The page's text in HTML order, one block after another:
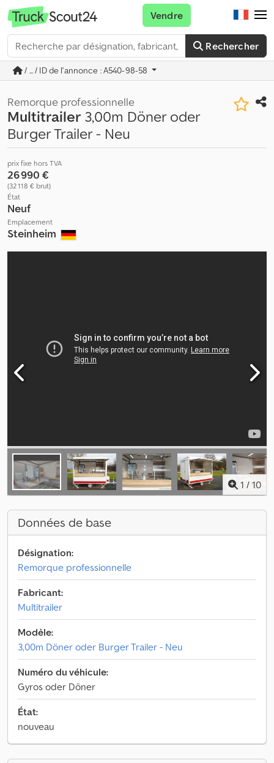
Rechercher
Vendre
/ ... / ID de l'annonce : A540-98-58
Remorque professionnelle
Multitrailer 3,00m Döner oder
Burger Trailer - Neu
prix fixe hors TVA
26 990 €
(32 118 € brut)
État
Neuf
Emplacement
Steinheim
1 / 10
Données de base
Désignation:
Remorque professionnelle
Fabricant:
Multitrailer
Modèle:
3,00m Döner oder Burger Trailer - Neu
Numéro du véhicule:
Gyros oder Döner
État:
nouveau